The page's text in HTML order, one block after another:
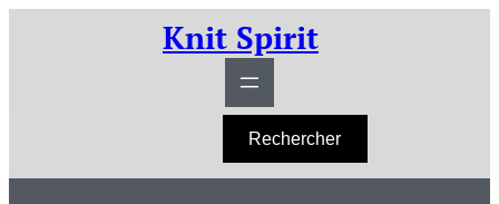
Knit Spirit
h
Rechercher